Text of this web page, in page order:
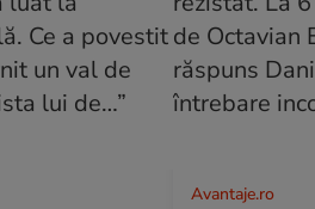
Avantaje.ro